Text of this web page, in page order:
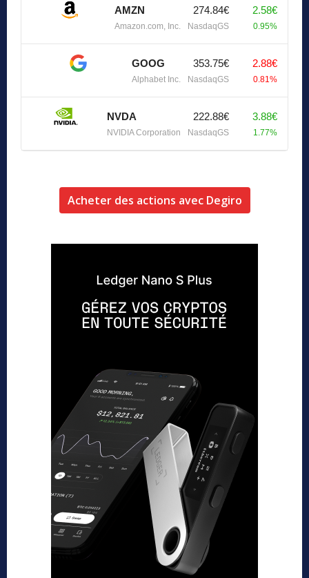
AMZN
Amazon.com, Inc.
274.84€
NasdaqGS
2.58€
0.95%
GOOG
Alphabet Inc.
353.75€
NasdaqGS
2.88€
0.81%
NVDA
NVIDIA Corporation
222.88€
NasdaqGS
3.88€
1.77%
Acheter des actions avec Degiro